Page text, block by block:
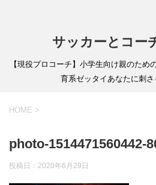
サッカーとコー
【現役プロコーチ】小学生向け親のため
育系ゼッタイあなたに刺さ
HOME >
photo-1514471560442-
投稿日： 2020年6月29日